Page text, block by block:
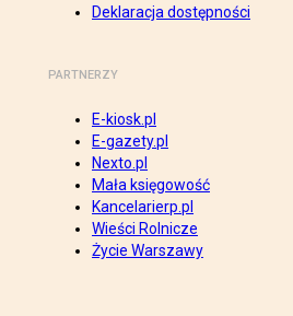
Deklaracja dostępności
PARTNERZY
E-kiosk.pl
E-gazety.pl
Nexto.pl
Mała księgowość
Kancelarierp.pl
Wieści Rolnicze
Życie Warszawy